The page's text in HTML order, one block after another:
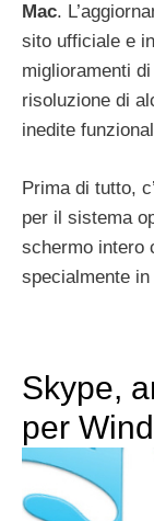
Mac.
sito ufficiale e
miglioramenti
risoluzione di
inedite
Prima di tutto,
per il sistema
schermo intero
specialmente
Skype,
per